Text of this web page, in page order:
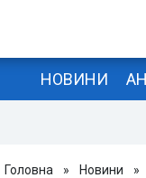
НОВИНИ
Головна » Новини »